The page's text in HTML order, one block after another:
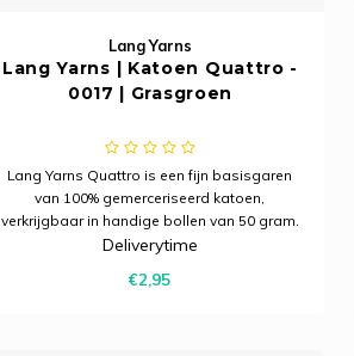
Lang Yarns
Lang Yarns | Katoen Quattro -
0017 | Grasgroen
Lang Yarns Quattro is een fijn basisgaren
van 100% gemerceriseerd katoen,
verkrijgbaar in handige bollen van 50 gram.
Ideaal voor allerlei brei- en haakprojecten
resultaat.
Deliverytime
€2,95